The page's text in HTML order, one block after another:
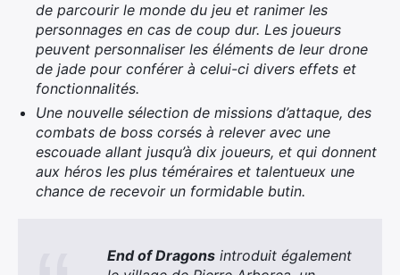
de parcourir le monde du jeu et ranimer les
personnages en cas de coup dur. Les joueurs
peuvent personnaliser les éléments de leur drone
de jade pour conférer à celui-ci divers effets et
fonctionnalités.
Une nouvelle sélection de missions d’attaque, des
combats de boss corsés à relever avec une
escouade allant jusqu’à dix joueurs, et qui donnent
aux héros les plus téméraires et talentueux une
chance de recevoir un formidable butin.
End of Dragons introduit également